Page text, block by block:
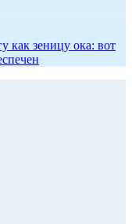
как зеницу ока: вот